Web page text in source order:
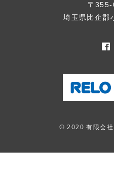
〒
埼玉県比企郡
© 2020 有限会社